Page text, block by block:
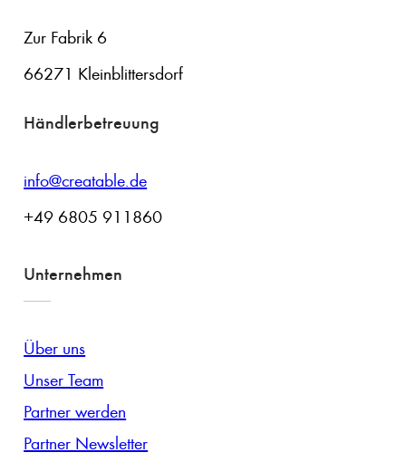
Zur Fabrik 6
66271 Kleinblittersdorf
Händlerbetreuung
info@creatable.de
+49 6805 911860
Unternehmen
Über uns
Unser Team
Partner werden
Partner Newsletter